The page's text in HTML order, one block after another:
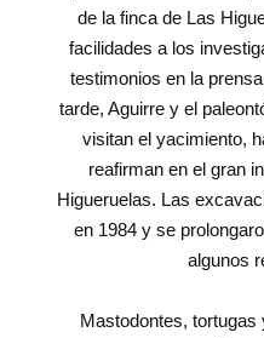
de la finca de Las
facilidades a los
testimonios en la
tarde, Aguirre y el
visitan el yacimiento,
reafirman en el gran
Higueruelas. Las
en 1984 y se
algunos
Mastodontes,